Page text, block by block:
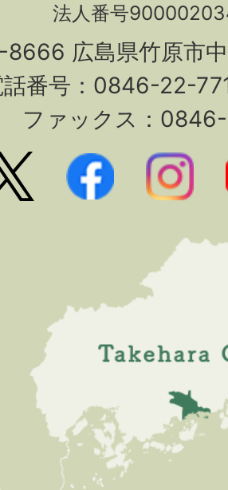
法人番号
8666 広島県竹原市
話番号：0846-22-
ファックス：